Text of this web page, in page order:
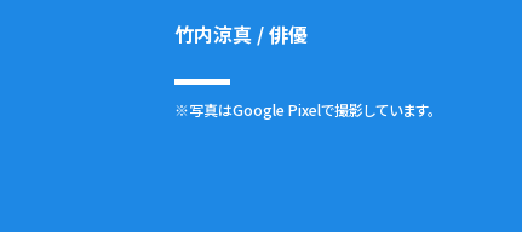
竹内涼真 / 俳優
※写真はGoogle Pixelで撮影しています。